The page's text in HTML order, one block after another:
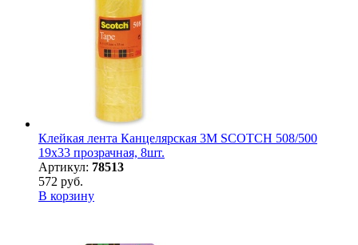
Клейкая лента Канцелярская 3M SCOTCH 508/500
19х33 прозрачная, 8шт.
Артикул: 78513
572 руб.
В корзину